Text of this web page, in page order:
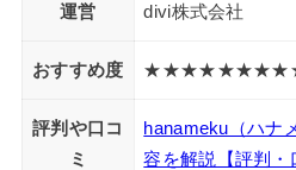
運営 divi株式会社
おすすめ度 ★★★★★★★★★☆
評判や口コ
ミ
hanameku（ハナ
容を解説【評判・